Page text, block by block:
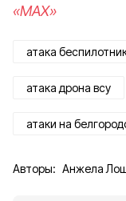
«MAX»
атака
атака дрона всу
атаки на
Авторы: Анжела